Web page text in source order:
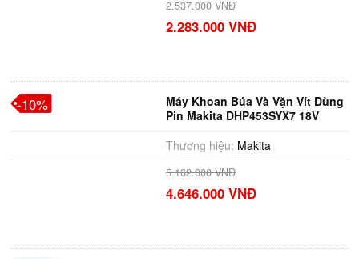
2.537.000 VNĐ
2.283.000 VNĐ
Máy Khoan Búa Và Vặn Vít Dùng
Pin Makita DHP453SYX7 18V
Thương hiệu: Makita
5.162.000 VNĐ
4.646.000 VNĐ
-10%